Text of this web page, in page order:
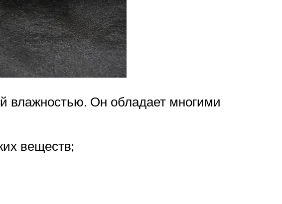
влажностью. Он обладает многими
веществ;